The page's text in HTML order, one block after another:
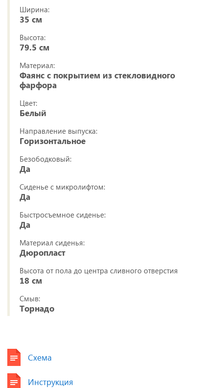
Ширина:
35 см
Высота:
79.5 см
Материал:
Фаянс с покрытием из стекловидного
фарфора
Цвет:
Белый
Направление выпуска:
Горизонтальное
Безободковый:
Да
Сиденье с микролифтом:
Да
Быстросъемное сиденье:
Да
Материал сиденья:
Дюропласт
Высота от пола до центра сливного отверстия
18 см
Смыв:
Торнадо
Схема
Инструкция